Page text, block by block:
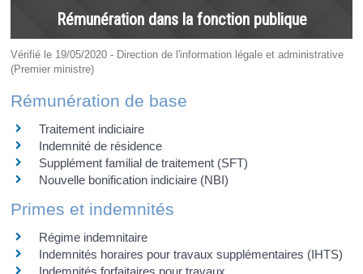
Rémunération dans la fonction publique
Vérifié le 19/05/2020 - Direction de l'information légale et administrative
(Premier ministre)
Rémunération de base
Traitement indiciaire
Indemnité de résidence
Supplément familial de traitement (SFT)
Nouvelle bonification indiciaire (NBI)
Primes et indemnités
Régime indemnitaire
Indemnités horaires pour travaux supplémentaires (IHTS)
Indemnités forfaitaires pour travaux